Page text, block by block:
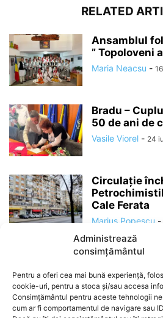
Administrează
consimțământul
Pentru a oferi cea mai bună experiență,
cookie-uri, pentru a stoca și/sau accesa
Consimțământul pentru aceste tehnologii
cum ar fi comportamentul de navigare sau
RELATED
Ansamblul
” Topoloveni
Maria Neacsu -
Bradu –
50 de ani de
Vasile Viorel - 24
Circulație
Cale Ferata
Marius Popescu -